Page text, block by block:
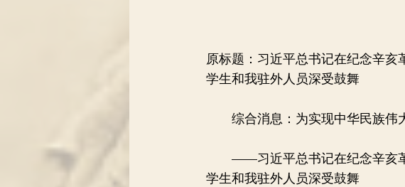
原标题：习近平总书记在纪念辛亥
学生和我驻外人员深受鼓舞
综合消息：为实现中华民族伟
——习近平总书记在纪念辛亥革
学生和我驻外人员深受鼓舞